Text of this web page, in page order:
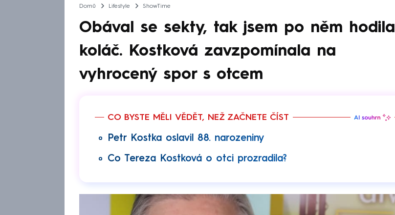
Domů Lifestyle ShowTime
Obával se sekty, tak jsem po něm hodila
koláč. Kostková zavzpomínala na
vyhrocený spor s otcem
CO BYSTE MĚLI VĚDĚT, NEŽ ZAČNETE ČÍST
Petr Kostka oslavil 88. narozeniny
Co Tereza Kostková o otci prozradila?